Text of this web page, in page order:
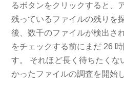
るボタンをクリックすると、
残っているファイルの残りを
後、数千のファイルが検出さ
をチェックする前にまだ 26
す。 それほど長く待ちたくな
かったファイルの調査を開始